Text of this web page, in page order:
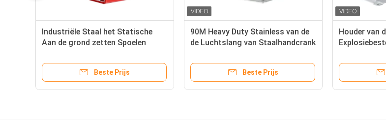
Industriële Staal het Statische
Aan de grond zetten Spoelen
van Posten
Beste Prijs
90M Heavy Duty Stainless van de
de Luchtslang van Staalhandcrank
Beste Prijs
Houder van